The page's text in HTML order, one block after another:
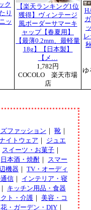
ク
り
ッ
【楽天ランキング1位
獲得】ヴィンテージ
風ボーダーサマーキ
ャップ【春夏用】
【最薄0.2mm、最軽量
18g】【日本製】
【メ…
1,782円
COCOLO 楽天市場
店
ゆ
ファッション ｜ 靴 ｜
イトウェア ｜ ジュエ
スイーツ・お菓子 ｜
日本酒・焼酎 ｜ スマー
機器 ｜ TV・オーディ
信 ｜ インテリア・寝
｜ キッチン用品・食器
ト・介護 ｜ 美容・コ
花・ガーデン・DIY ｜